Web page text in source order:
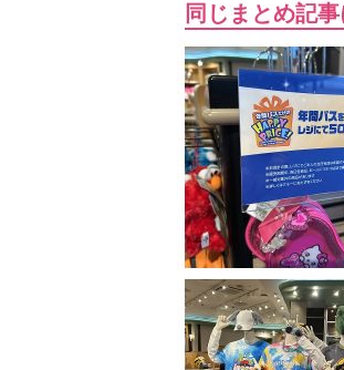
同じまとめ記